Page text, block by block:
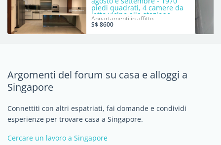
piedi quadrati, 4 camere da
letto vicino alla stazione
Steven
Appartamenti in affitto
S$ 8600
Argomenti del forum su casa e alloggi a
Singapore
Connettiti con altri espatriati, fai domande e condividi
esperienze per trovare casa a Singapore.
Cercare un lavoro a Singapore